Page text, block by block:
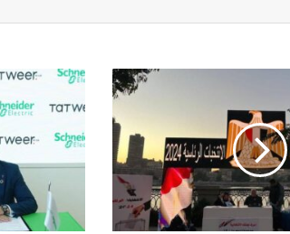
توقيع
جديدة
بين
“تطوير
مصر"
و"شنايدر
إلكتريك"
لاستخدام